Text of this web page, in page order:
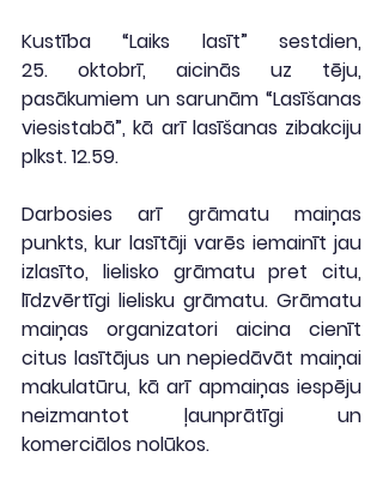
Kustība “Laiks lasīt” sestdien,
25. oktobrī, aicinās uz tēju,
pasākumiem un sarunām “Lasīšanas
viesistabā”, kā arī lasīšanas zibakciju
plkst. 12.59.
Darbosies arī grāmatu maiņas
punkts, kur lasītāji varēs iemainīt jau
izlasīto, lielisko grāmatu pret citu,
līdzvērtīgi lielisku grāmatu. Grāmatu
maiņas organizatori aicina cienīt
citus lasītājus un nepiedāvāt maiņai
makulatūru, kā arī apmaiņas iespēju
neizmantot ļaunprātīgi un
komerciālos nolūkos.